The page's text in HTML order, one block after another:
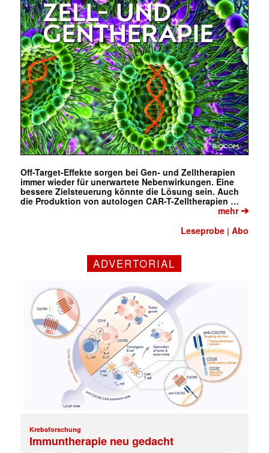
Off-Target-Effekte sorgen bei Gen- und Zelltherapien
immer wieder für unerwartete Nebenwirkungen. Eine
bessere Zielsteuerung könnte die Lösung sein. Auch
die Produktion von autologen CAR-T-Zelltherapien …
mehr➔
Leseprobe |Abo
ADVERTORIAL
Krebsforschung
Immuntherapie neu gedacht